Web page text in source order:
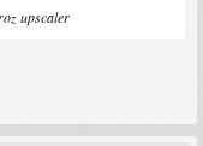
upscaler